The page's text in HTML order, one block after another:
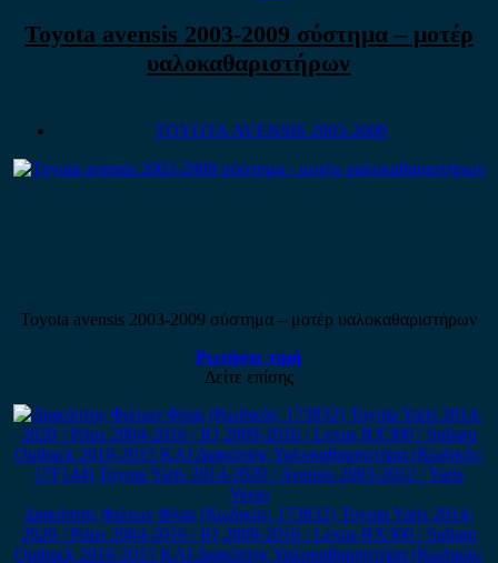
Toyota avensis 2003-2009 σύστημα – μοτέρ
υαλοκαθαριστήρων
TOYOTA AVENSIS 2003-2009
Toyota avensis 2003-2009 σύστημα – μοτέρ υαλοκαθαριστήρων
Ρωτήστε τιμή
Δείτε επίσης
Διακόπτης Φώτων Φλας (Κωδικός: 173832) Toyota Yaris 2014-
2020 / Prius 2004-2016 / IQ 2009-2016 / Lexus RX300 / Subaru
Outback 2010-2015 ΚΑΙ Διακόπτης Υαλοκαθαρηστήρα (Κωδικός: